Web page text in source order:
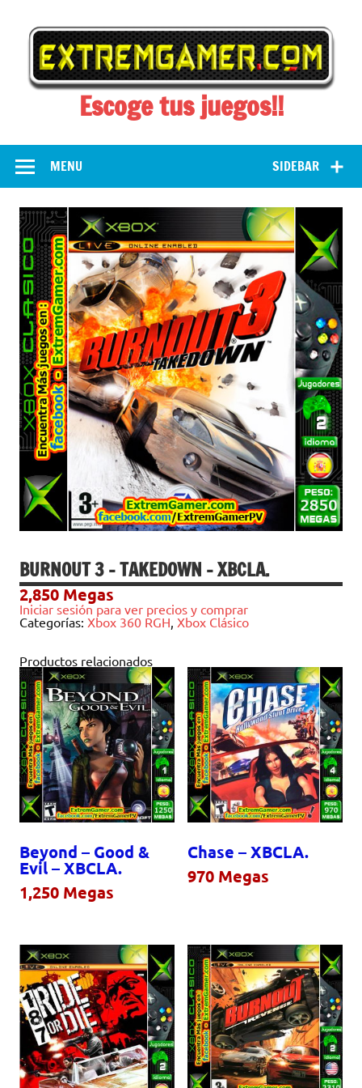
content
Escoge tus juegos!!
SIDEBAR
MENU
BURNOUT 3 – TAKEDOWN – XBCLA.
2,850 Megas
Iniciar sesión para ver precios y comprar
Categorías: Xbox 360 RGH Xbox Clásico
Productos relacionados
Beyond – Good &
Evil – XBCLA.
1,250 Megas
Chase – XBCLA.
970 Megas